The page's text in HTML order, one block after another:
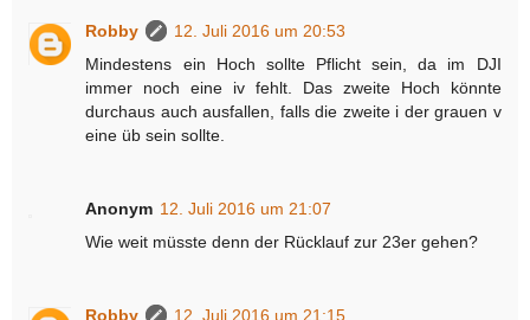
Robby
12. Juli 2016 um 20:53
Mindestens ein Hoch sollte Pflicht sein, da im DJI
immer noch eine iv fehlt. Das zweite Hoch könnte
durchaus auch ausfallen, falls die zweite i der grauen v
eine üb sein sollte.
Anonym 12. Juli 2016 um 21:07
Wie weit müsste denn der Rücklauf zur 23er gehen?
Robby 12. Juli 2016 um 21:15